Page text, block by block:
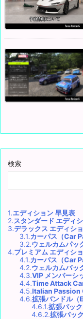
検索
1.エディション 早見表
2.スタンダード エディ
3.デラックス エディシ
3.1.カーパス（Car
3.2.ウェルカムパッ
4.プレミアム エディシ
4.1.カーパス（Car
4.2.ウェルカムパッ
4.3.VIP メンバーシ
4.4.Time Attack
4.5.Italian Passion
4.6.拡張バンドル（
4.6.1.拡張パック
4.6.2.拡張パック